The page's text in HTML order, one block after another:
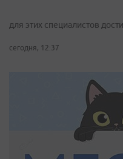
для этих специалистов
сегодня, 12:37